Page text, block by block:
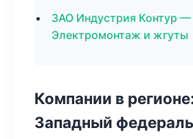
ЗАО Индустрия Контур —
Электромонтаж и жгуты
Компании в
Западный